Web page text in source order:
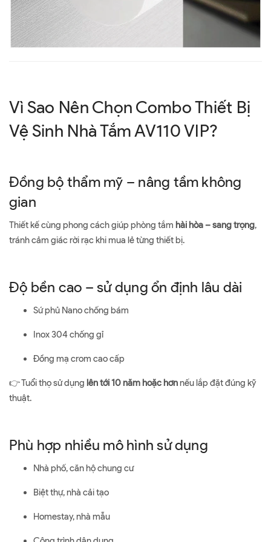
Vì Sao Nên Chọn Combo Thiết Bị
Vệ Sinh Nhà Tắm AV110 VIP?
Đồng bộ thẩm mỹ – nâng tầm không
gian
Thiết kế cùng phong cách giúp phòng tắm hài hòa – sang trọng,
tránh cảm giác rời rạc khi mua lẻ từng thiết bị.
Độ bền cao – sử dụng ổn định lâu dài
Sứ phủ Nano chống bám
Inox 304 chống gỉ
Đồng mạ crom cao cấp
👉 Tuổi thọ sử dụng lên tới 10 năm hoặc hơnnếu lắp đặt đúng kỹ
thuật.
Phù hợp nhiều mô hình sử dụng
Nhà phố, căn hộ chung cư
Biệt thự, nhà cải tạo
Homestay, nhà mẫu